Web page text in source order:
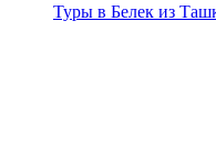
Туры в Белек из